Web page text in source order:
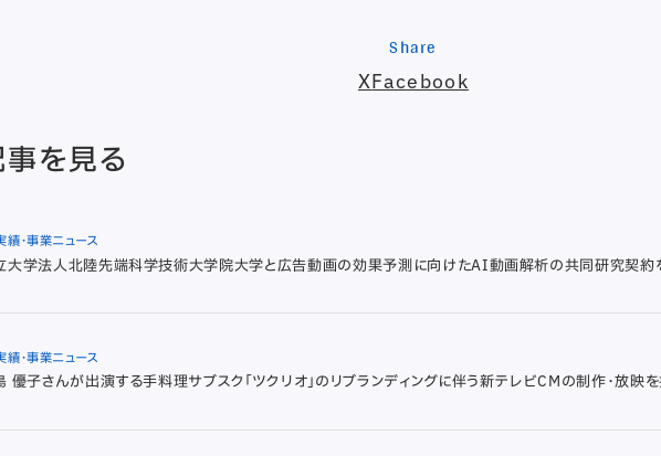
Share
X Facebook
を見る
績・事業ニュース
大学法人北陸先端科学技術大学院大学と広告動画の効果予測に向けたAI動画解析の共同研究契約
績・事業ニュース
優子さんが出演する手料理サブスク「ツクリオ」のリブランディングに伴う新テレビCMの制作・放映